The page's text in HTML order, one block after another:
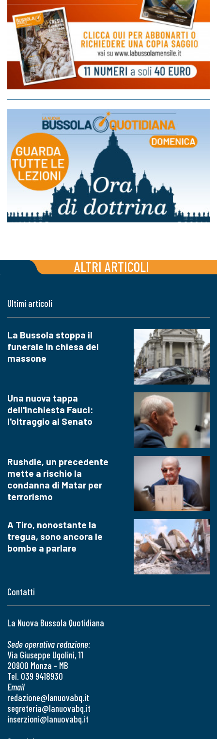
ALTRI ARTICOLI
Contatti
La Nuova Bussola Quotidiana
Sede operativa redazione:
Via Giuseppe Ugolini, 11
20900 Monza - MB
Tel. 039 9418930
Email
redazione@lanuovabq.it
segreteria@lanuovabq.it
inserzioni@lanuovabq.it
Ultimi articoli
La Bussola stoppa il
funerale in chiesa del
massone
Una nuova tappa
dell'inchiesta Fauci:
l'oltraggio al Senato
Rushdie, un precedente
mette a rischio la
condanna di Matar per
terrorismo
A Tiro, nonostante la
tregua, sono ancora le
bombe a parlare